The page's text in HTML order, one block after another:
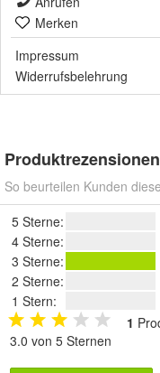
Merken
Impressum
Widerrufsbelehrung
Produktrezensionen
So beurteilen Kunden
5 Sterne:
4 Sterne:
3 Sterne:
2 Sterne:
1 Stern:
1
3.0 von 5 Sternen